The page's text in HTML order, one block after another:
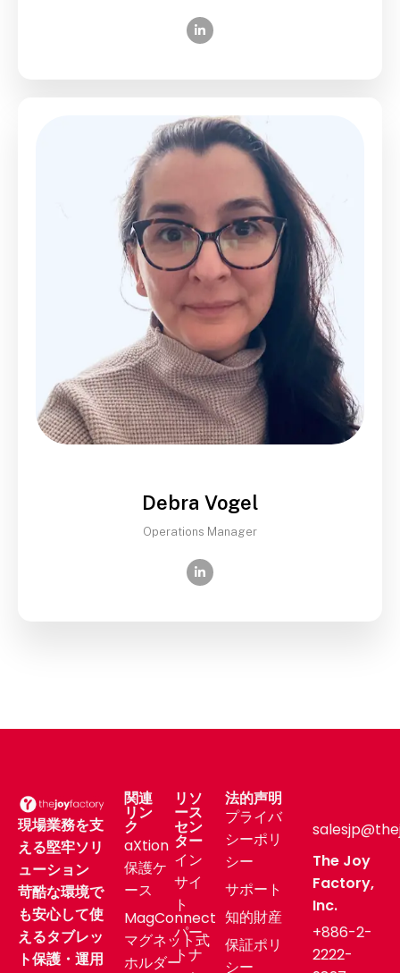
Debra Vogel
Operations Manager
現場業務を支
える堅牢ソリ
ューション
苛酷な環境で
も安心して使
えるタブレッ
ト保護・運用
関連
リン
ク
aXtion
保護ケ
ース
MagConnect
マグネット式
ホルダー
リソ
ース
セン
ター
イン
サイ
ト
パー
トナ
法的声明
プライバ
シーポリ
シー
サポート
知的財産
保証ポリ
シー
The Joy
Factory,
Inc.
+886-2-
2222-